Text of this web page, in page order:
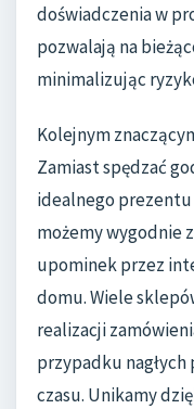
doświadczenia w
pozwalają na
minimalizując
Kolejnym
Zamiast spędzać
idealnego
możemy wygodnie
upominek przez
domu. Wiele
realizacji
przypadku
czasu. Unikamy